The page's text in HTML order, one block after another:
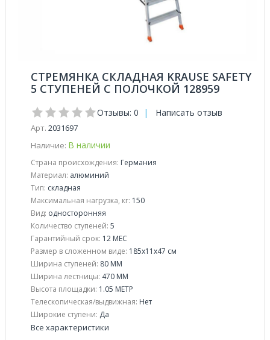
СТРЕМЯНКА СКЛАДНАЯ KRAUSE SAFETY
5 СТУПЕНЕЙ С ПОЛОЧКОЙ 128959
Отзывы: 0 | Написать отзыв
Арт. 2031697
Наличие: В наличии
Страна происхождения: Германия
Материал: алюминий
Тип: складная
Максимальная нагрузка, кг: 150
Вид: односторонняя
Количество ступеней: 5
Гарантийный срок: 12 МЕС
Размер в сложенном виде: 185x11x47 см
Ширина ступеней: 80 ММ
Ширина лестницы: 470 ММ
Высота площадки: 1.05 МЕТР
Телескопическая/выдвижная: Нет
Широкие ступени: Да
Все характеристики